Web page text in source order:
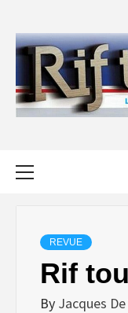
content
REVUE
Rif
By Jacques